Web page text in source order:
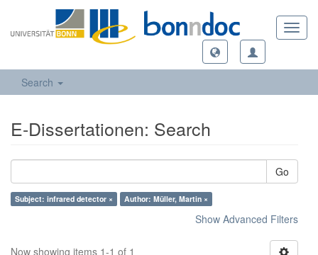
Search
E-Dissertationen: Search
Go
Subject: infrared detector × Author: Müller, Martin ×
Show Advanced Filters
Now showing items 1-1 of 1